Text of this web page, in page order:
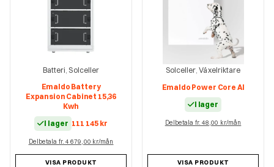
Batteri, Solceller
Emaldo Battery
Expansion Cabinet 15,36
Kwh
I lager 111 145 kr
Delbetala fr. 4 679,00 kr/mån
VISA PRODUKT
Solceller,Växelriktare
Emaldo Power Core AI
I lager
Delbetala fr. 48,00 kr/mån
VISA PRODUKT